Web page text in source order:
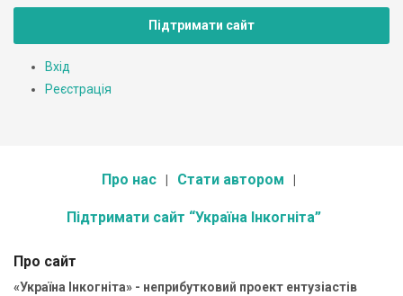
Підтримати сайт
Вхід
Реєстрація
Про нас Стати автором
Підтримати сайт “Україна Інкогніта”
Про сайт
«Україна Інкогніта» - неприбутковий проект ентузіастів